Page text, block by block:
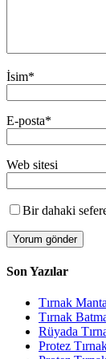
İsim*
E-posta*
Web sitesi
Bir dahaki
Son Yazılar
Tırnak
Tırnak
Rüyada
Protez